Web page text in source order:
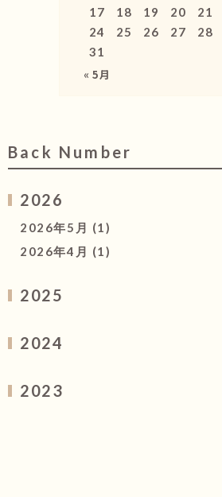
17
18 19 20 21
24
25 26 27 28
31
« 5月
Back Number
2026
2026年5月 (1)
2026年4月 (1)
2025
2024
2024年1月
2023